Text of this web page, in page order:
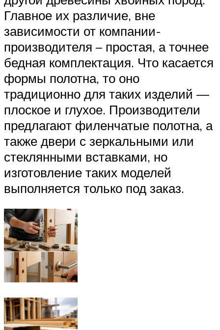
Главное их различие, вне
зависимости от компании-
производителя – простая, а точнее
бедная комплектация. Что касается
формы полотна, то оно
традиционно для таких изделий —
плоское и глухое. Производители
предлагают филенчатые полотна, а
также двери с зеркальными или
стеклянными вставками, но
изготовление таких моделей
выполняется только под заказ.